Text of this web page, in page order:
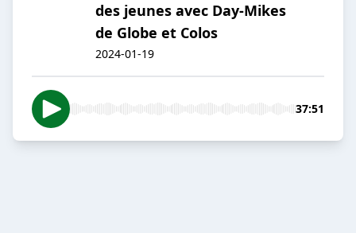
des jeunes avec Day-Mikes
de Globe et Colos
2024-01-19
37:51